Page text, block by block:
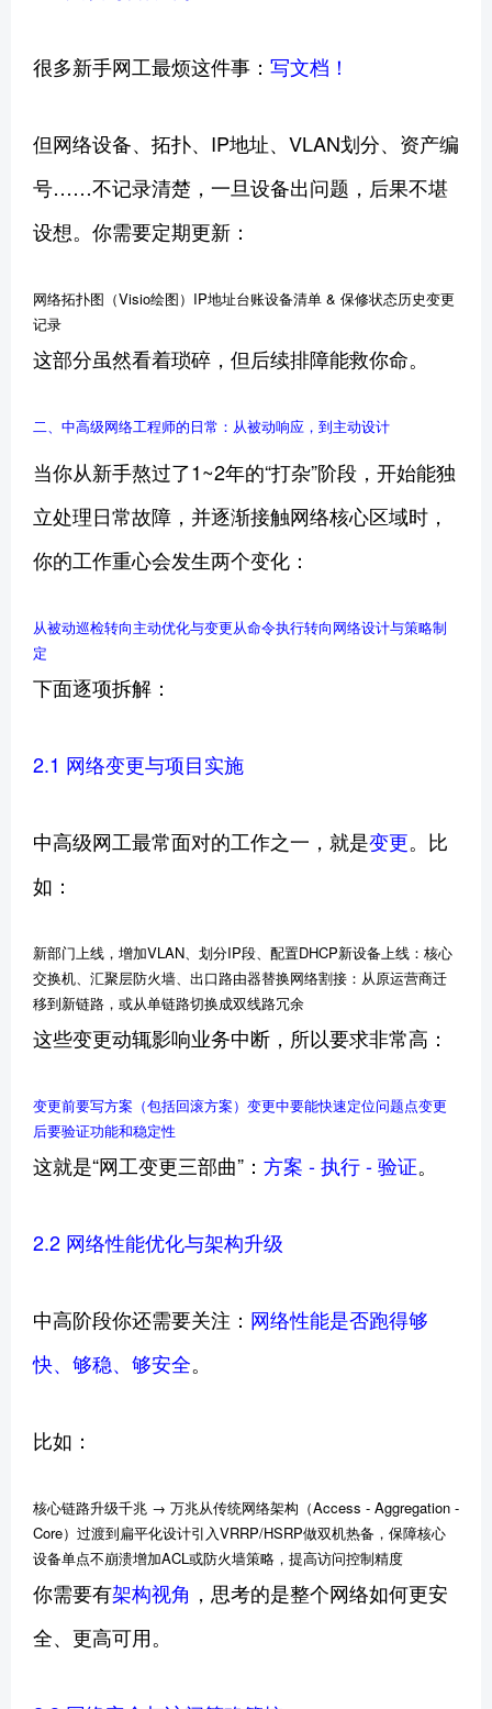
很多新手网工最烦这件事： 写文档！
但网络设备、拓扑、IP地址、VLAN划分、资产编
号……不记录清楚，一旦设备出问题，后果不堪
设想。你需要定期更新：
网络拓扑图（Visio绘图）IP地址台账设备清单 & 保修状态历史变更
记录
这部分虽然看着琐碎，但后续排障能救你命。
二、中高级网络工程师的日常：从被动响应，到主动设计
当你从新手熬过了1~2年的“打杂”阶段，开始能独
立处理日常故障，并逐渐接触网络核心区域时，
你的工作重心会发生两个变化：
从被动巡检转向主动优化与变更从命令执行转向网络设计与策略制
定
下面逐项拆解：
2.1 网络变更与项目实施
中高级网工最常面对的工作之一，就是变更。比
如：
新部门上线，增加VLAN、划分IP段、配置DHCP新设备上线：核心
交换机、汇聚层防火墙、出口路由器替换网络割接：从原运营商迁
移到新链路，或从单链路切换成双线路冗余
这些变更动辄影响业务中断，所以要求非常高：
变更前要写方案（包括回滚方案） 变更中要能快速定位问题点变更
后要验证功能和稳定性
这就是“网工变更三部曲”： 方案 - 执行 - 验证。
2.2 网络性能优化与架构升级
中高阶段你还需要关注： 网络性能是否跑得够
快、够稳、够安全。
比如：
核心链路升级千兆 → 万兆从传统网络架构（Access - Aggregation -
Core）过渡到扁平化设计引入VRRP/HSRP做双机热备，保障核心
设备单点不崩溃增加ACL或防火墙策略，提高访问控制精度
你需要有架构视角 ，思考的是整个网络如何更安
全、更高可用。